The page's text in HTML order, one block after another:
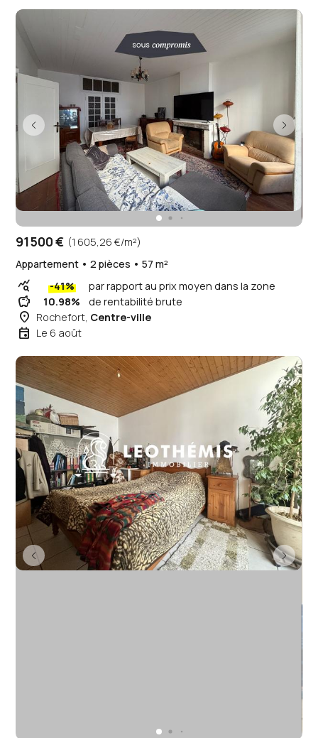
91 500 € (1 605,26 €/m²)
Appartement • 2 pièces • 57 m²
query_stats -41% par rapport au prix moyen dans la zone
savings 10.98% de rentabilité brute
place Rochefort, Centre-ville
event Le 6 août